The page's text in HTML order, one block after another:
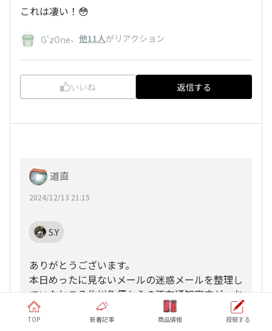
これは凄い！😳
G'zOne、 他11人がリアクション
いいね 返信する
道直
2024/12/13 21:15
S.Y
ありがとうございます。
本日めったに見ないメールの迷惑メールを整理し
ていたところ佐川急便からの不在通知案内が。お
歳暮だろうなと思っていたら。京セラさんから
で、「G06本体」の記載がありまして。久しぶり
TOP 新着記事 商品情報 投稿する